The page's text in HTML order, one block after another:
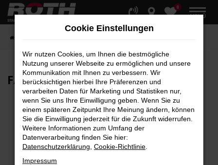
Zum
Hauptinhalt
0
MENÜ
FAHRZEUG-SHOWROOM
Fehler: Network Error
Beim Laden ist ein Fehler aufgetreten.
Hier sind ein paar Tipps, die dir helfen können:
Cookie Einstellungen
Wir nutzen Cookies, um Ihnen die bestmögliche
Nutzung unserer Webseite zu ermöglichen und unsere
Kommunikation mit Ihnen zu verbessern. Wir
berücksichtigen hierbei Ihre Präferenzen und
verarbeiten Daten für Marketing und Statistiken nur,
wenn Sie uns Ihre Einwilligung geben. Wenn Sie zu
einem späteren Zeitpunkt Ihre Meinung ändern, können
Sie die Einwilligung jederzeit für die Zukunft widerrufen.
Weitere Informationen zum Umfang der
Datenverarbeitung finden Sie hier:
Datenschutzerklärung Cookie-Richtlinie
Impressum